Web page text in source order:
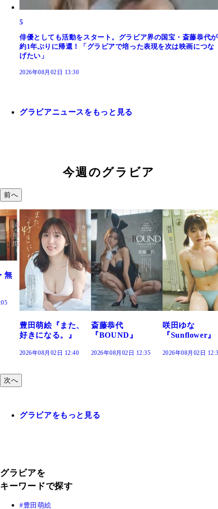
5
俳優としても活動をスタート。グラビア界の国宝・斎藤恭代が
約1年ぶりに帰還！「グラビアで培った表現を次は映画につな
げたい」
2026年08月02日 13:30
グラビアニュースをもっと見る
今週のグラビア
前へ
斎藤恭代
『BOUND』
2026年08月02日 12:35
咲田ゆな
『Sunflower』
2026年08月02日 12:30
藤水咲桜『花
だまり』
2026年08月02日
次へ
グラビアをもっと見る
グラビアを
キーワードで探す
豊田萌絵